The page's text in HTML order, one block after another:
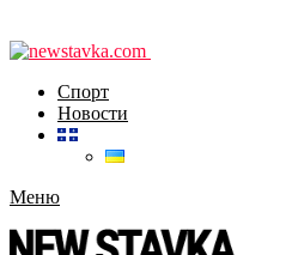
Спорт
Новости
Меню